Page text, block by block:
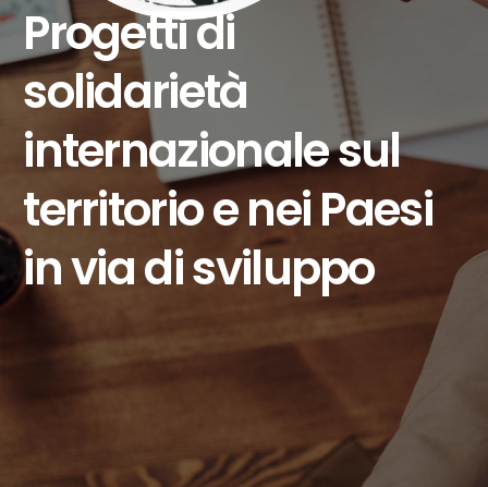
Progetti di
solidarietà
internazionale sul
territorio e nei Paesi
in via di sviluppo